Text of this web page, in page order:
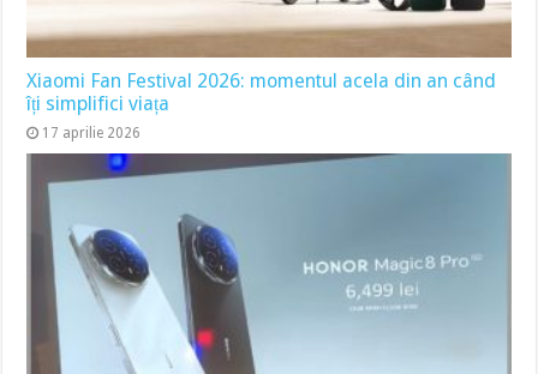
Xiaomi Fan Festival 2026: momentul acela din an când
îți simplifici viața
17 aprilie 2026